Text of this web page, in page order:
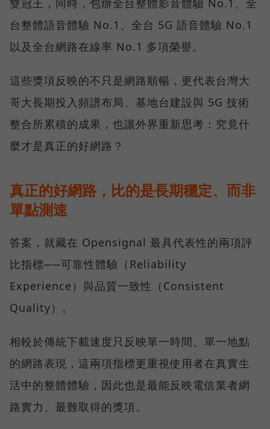
雙冠王，同時，包辦全台整體影音體驗 No.1、全
台整體語音體驗 No.1、全台 5G 語音體驗 No.1
以及全台網路在線率 No.1 多項榮譽。
這些獎項反映的不只是網路順暢，更代表台灣大
哥大長期投入頻譜布局、基地台建設與 5G 技術
整合所累積的成果，也讓外界重新思考：究竟什
麼才是真正的好網路？
真正的好網路，比的是長期穩定、而非
單點測速
答案，就藏在 Opensignal 最具代表性的兩項評
比指標──可靠性體驗（Reliability
Experience）與品質一致性（Consistent
Quality）。
相較於傳統下載速度只反映單一時間、單一地點
的網路表現，這兩項指標更重視使用者在真實生
活中的整體體驗，因此也是最能反映電信業者網
路實力、最難取得的獎項。